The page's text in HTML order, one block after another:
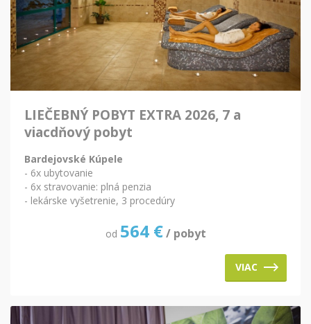
LIEČEBNÝ POBYT EXTRA 2026, 7 a
viacdňový pobyt
Bardejovské Kúpele
- 6x ubytovanie
- 6x stravovanie: plná penzia
- lekárske vyšetrenie, 3 procedúry
od 564 € / pobyt
VIAC